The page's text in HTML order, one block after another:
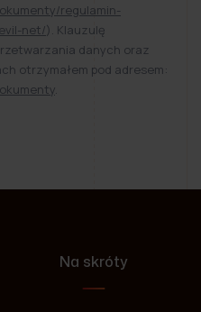
regulamin-
net/). Klauzulę
danych oraz
otrzymałem pod adresem:
.
Na skróty